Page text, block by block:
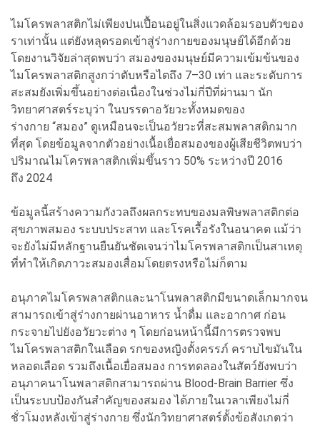
ไมโครพลาสติกไม่เพียงปนเปื้อนอยู่ในสิ่งแวดล้อมรอบตัวของ
ราเท่านั้น แต่ยังหลุดรอดเข้าสู่ร่างกายของมนุษย์ได้อีกด้วย
โดยงานวิจัยล่าสุดพบว่า สมองของมนุษย์มีความเข้มข้นของ
ไมโครพลาสติกสูงกว่าตับหรือไตถึง 7–30 เท่า และระดับการ
สะสมยังเพิ่มขึ้นอย่างต่อเนื่องในช่วงไม่กี่ปีที่ผ่านมา นัก
วิทยาศาสตร์ระบุว่า ในบรรดาอวัยวะทั้งหมดของ
ร่างกาย “สมอง” ดูเหมือนจะเป็นอวัยวะที่สะสมพลาสติกมาก
ที่สุด โดยข้อมูลจากตัวอย่างเนื้อเยื่อสมองของผู้เสียชีวิตพบว่า
ปริมาณไมโครพลาสติกเพิ่มขึ้นราว 50% ระหว่างปี 2016
ถึง 2024
ข้อมูลนี้สร้างความกังวลถึงผลกระทบของมลพิษพลาสติกต่อ
สุขภาพสมอง ระบบประสาท และโรคเรื้อรังในอนาคต แม้ว่า
จะยังไม่มีหลักฐานยืนยันชัดเจนว่าไมโครพลาสติกเป็นสาเหตุ
ที่ทำให้เกิดภาวะสมองเสื่อมโดยตรงหรือไม่ก็ตาม
อนุภาคไมโครพลาสติกและนาโนพลาสติกมีขนาดเล็กมากจน
สามารถเข้าสู่ร่างกายผ่านอาหาร น้ำดื่ม และอากาศ ก่อน
กระจายไปยังอวัยวะต่าง ๆ โดยก่อนหน้านี้มีการตรวจพบ
ไมโครพลาสติกในเลือด รกของหญิงตั้งครรภ์ คราบไขมันใน
หลอดเลือด รวมถึงเนื้อเยื่อสมอง การทดลองในสัตว์ยังพบว่า
อนุภาคนาโนพลาสติกสามารถผ่าน Blood-Brain Barrier ซึ่ง
เป็นระบบป้องกันสำคัญของสมอง ได้ภายในเวลาเพียงไม่กี่
ชั่วโมงหลังเข้าสู่ร่างกาย ซึ่งนักวิทยาศาสตร์ตั้งข้อสังเกตว่า